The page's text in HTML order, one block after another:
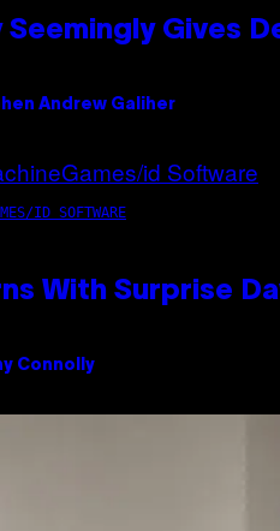
Seemingly Gives
Andrew Galiher
ID SOFTWARE
With Surprise
Connolly